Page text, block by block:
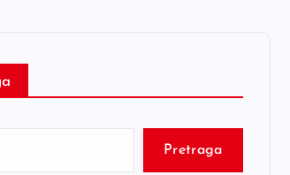
Pretraga